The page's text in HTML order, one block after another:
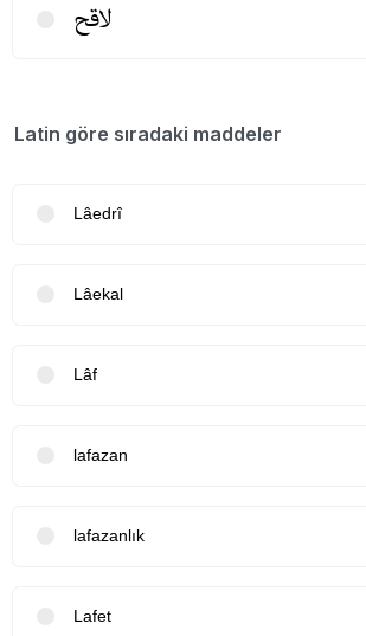
لاقح
Latin göre sıradaki maddeler
Lâedrî
Lâekal
Lâf
lafazan
lafazanlık
Lafet